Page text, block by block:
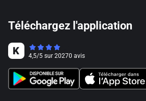
Téléchargez l'application
4,5/5 sur 20270 avis